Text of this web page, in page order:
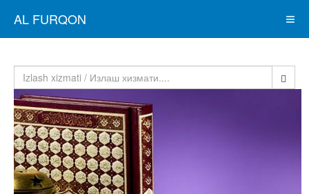
AL FURQON